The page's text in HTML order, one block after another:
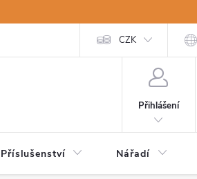
Odstoupení od kupní
CZK
Přihlášení
Příslušenství Nářadí